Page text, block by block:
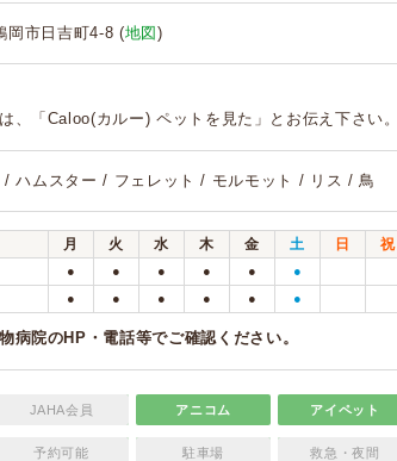
岡市日吉町4-8 (地図 )
、「Caloo(カルー) ペットを見た」とお伝え下さい。
ハムスター / フェレット / モルモット / リス / 鳥
月 火 水 木 金 土 日
祝
● ● ● ● ● ●
● ● ● ● ● ●
病院のHP・電話等でご確認ください。
JAHA会員 アニコム アイペット
予約可能 駐車場 救急・夜間